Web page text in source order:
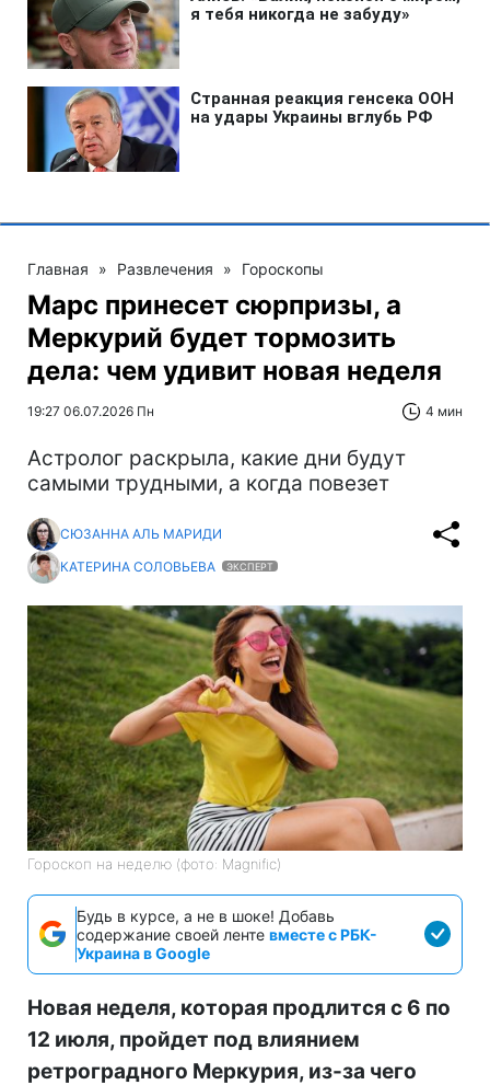
Главная » Развлечения » Гороскопы
Марс принесет сюрпризы, а
Меркурий будет тормозить
дела: чем удивит новая неделя
19:27 06.07.2026 Пн 4 мин
Астролог раскрыла, какие дни будут
самыми трудными, а когда повезет
СЮЗАННА АЛЬ МАРИДИ
КАТЕРИНА СОЛОВЬЕВА
ЭКСПЕРТ
Гороскоп на неделю (фото: Magnific)
Будь в курсе, а не в шоке! Добавь
содержание своей ленте вместе с РБК-
Украина в Google
Новая неделя, которая продлится с 6 по
12 июля, пройдет под влиянием
ретроградного Меркурия, из-за чего